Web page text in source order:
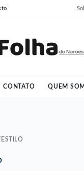
CONTATO QUEM